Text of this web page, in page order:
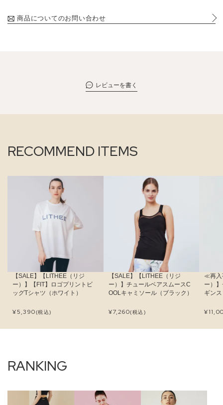
商品についてのお問い合わせ
レビューを書く
RECOMMEND ITEMS
【SALE】【LITHEE（リジ
ー）】【FIT】ロゴプリントビ
ッグTシャツ（ホワイト）
¥5,390(税込)
【SALE】【LITHEE（リジ
ー）】チュールベアスムースC
OOLキャミソール（ブラック）
¥7,260(税込)
≪再入
ー）
ギン
¥